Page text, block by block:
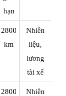
hạn
2800
km
Nhiên
liệu,
lương
tài xế
2800
Nhiên